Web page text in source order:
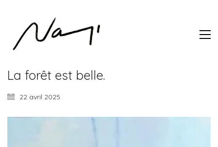
La forêt est belle.
22 avril 2025